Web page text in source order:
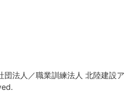
法人／職業訓練法人 北陸建設ア